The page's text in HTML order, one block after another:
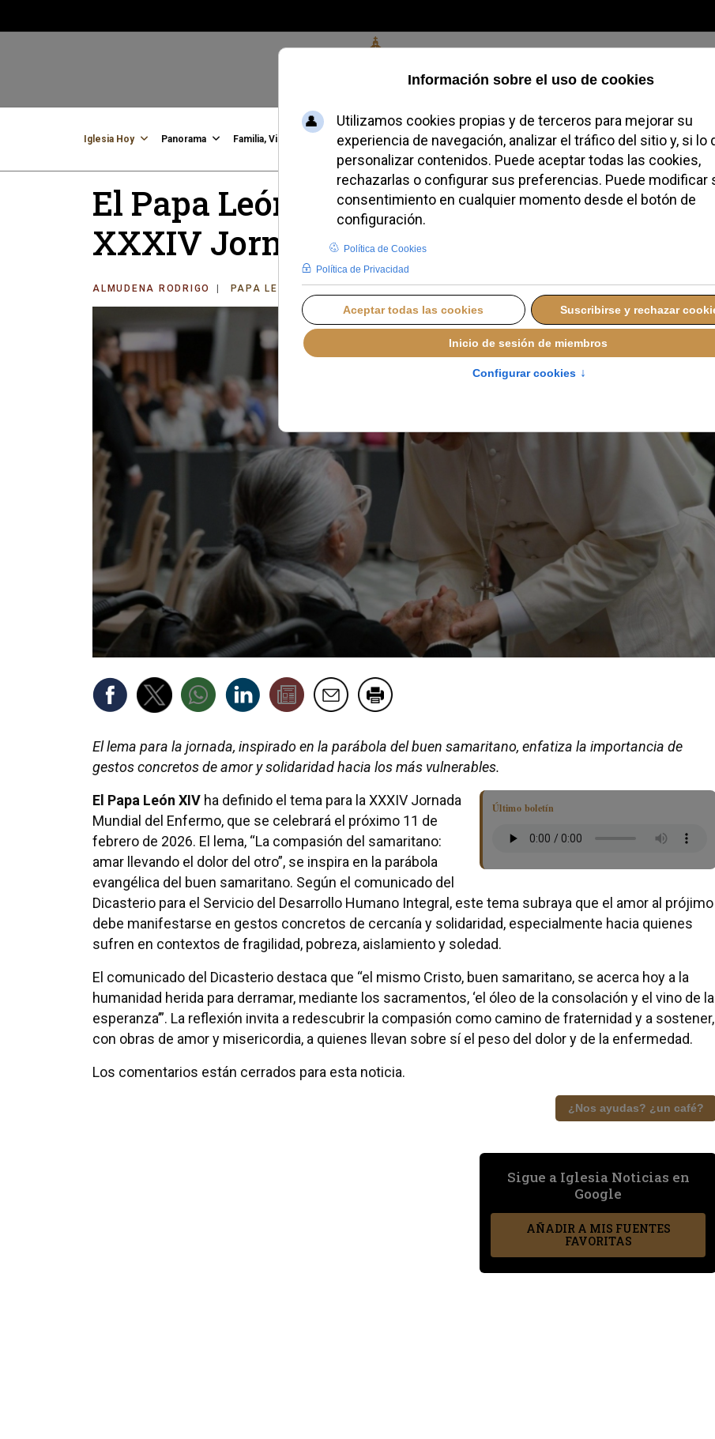
Iglesia Hoy Panorama Familia, Vida, Identidad Credofobiómetro Blogs Temas Buscar #JovenesConFe Podcast
El Papa León XIV define el tema de la
XXXIV Jornada Mundial del Enfermo
ALMUDENA RODRIGO PAPA LEÓN XIV VIERNES, 26 SEPTIEMBRE 2025 17:08
El lema para la jornada, inspirado en la parábola del buen samaritano, enfatiza la importancia de
gestos concretos de amor y solidaridad hacia los más vulnerables.
Último boletín
El Papa León XIV ha definido el tema para la XXXIV Jornada
Mundial del Enfermo, que se celebrará el próximo 11 de
febrero de 2026. El lema, “La compasión del samaritano:
amar llevando el dolor del otro”, se inspira en la parábola
evangélica del buen samaritano. Según el comunicado del
Dicasterio para el Servicio del Desarrollo Humano Integral, este tema subraya que el amor al prójimo
debe manifestarse en gestos concretos de cercanía y solidaridad, especialmente hacia quienes
sufren en contextos de fragilidad, pobreza, aislamiento y soledad.
El comunicado del Dicasterio destaca que “el mismo Cristo, buen samaritano, se acerca hoy a la
humanidad herida para derramar, mediante los sacramentos, ‘el óleo de la consolación y el vino de la
esperanza’”. La reflexión invita a redescubrir la compasión como camino de fraternidad y a sostener,
con obras de amor y misericordia, a quienes llevan sobre sí el peso del dolor y de la enfermedad.
Los comentarios están cerrados para esta noticia.
¿Nos ayudas? ¿un café?
Sigue a Iglesia Noticias en
Google
AÑADIR A MIS FUENTES
FAVORITAS